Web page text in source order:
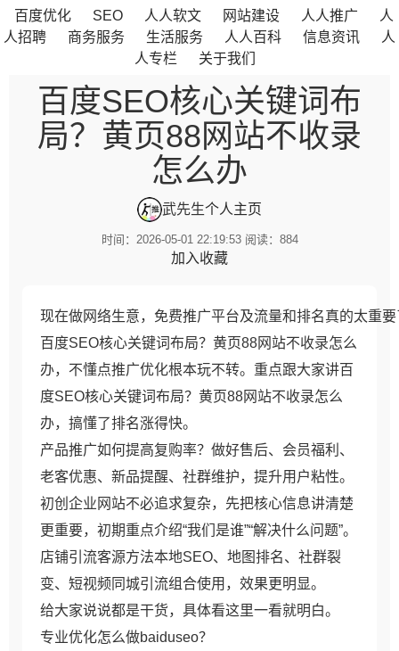
百度优化 SEO 人人软文 网站建设 人人推广
人
人招聘
商务服务 生活服务 人人百科 信息资讯
人
人专栏
关于我们
百度SEO核心关键词布
局？黄页88网站不收录
怎么办
武先生个人主页
时间：2026-05-01 22:19:53 阅读： 884
加入收藏
现在做网络生意，免费推广平台及流量和排名真的太重
百度SEO核心关键词布局？黄页88网站不收录怎么
办， 不懂点推广优化根本玩不转。 重点跟大家讲百
度SEO核心关键词布局？黄页88网站不收录怎么
办，搞懂了排名涨得快。
产品推广如何提高复购率？做好售后、会员福利、
老客优惠、新品提醒、社群维护，提升用户粘性。
初创企业网站不必追求复杂，先把核心信息讲清楚
更重要，初期重点介绍“我们是谁”“解决什么问题”。
店铺引流客源方法本地SEO、地图排名、社群裂
变、短视频同城引流组合使用，效果更明显。
给大家说说都是干货， 具体看这里一看就明白。
专业优化怎么做baiduseo？